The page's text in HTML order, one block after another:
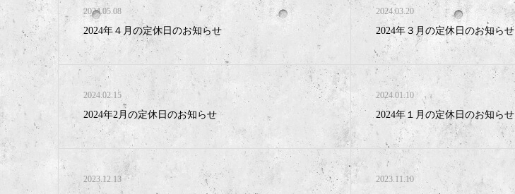
2024.05.08
2024年４月の定休日のお知らせ
2024.03.20
2024年３月の定休日のお知らせ
2024.02.15
2024年2月の定休日のお知らせ
2024.01.10
2024年１月の定休日のお知らせ
2023.12.13 2023.11.10